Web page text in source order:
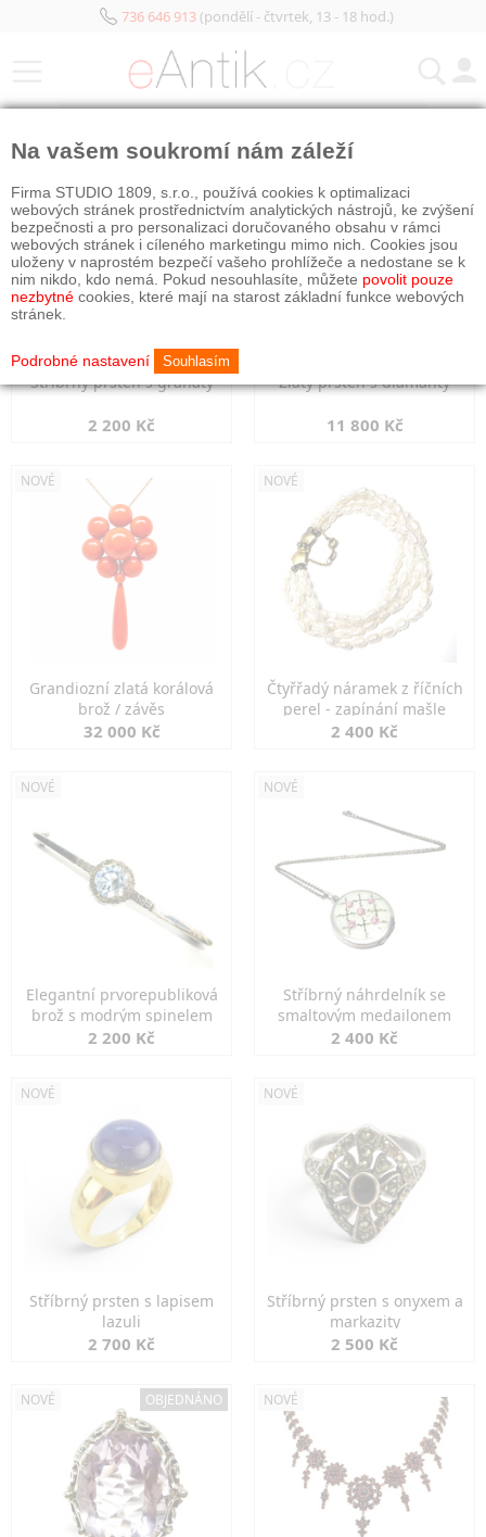
736 646 913(pondělí - čtvrtek, 13 - 18 hod.)
Stříbrný prsten s granáty
2 200 Kč
Zlatý prsten s diamanty
11 800 Kč
NOVÉ
Grandiozní zlatá korálová
brož / závěs
32 000 Kč
NOVÉ
Čtyřřadý náramek z říčních
perel - zapínání mašle
2 400 Kč
NOVÉ
Elegantní prvorepubliková
brož s modrým spinelem
2 200 Kč
NOVÉ
Stříbrný náhrdelník se
smaltovým medailonem
2 400 Kč
NOVÉ
Stříbrný prsten s lapisem
lazuli
2 700 Kč
NOVÉ
Stříbrný prsten s onyxem a
markazity
2 500 Kč
NOVÉ OBJEDNÁNO NOVÉ
Na vašem soukromí nám záleží
Firma STUDIO 1809, s.r.o., používá cookies k optimalizaci
webových stránek prostřednictvím analytických nástrojů, ke zvýšení
bezpečnosti a pro personalizaci doručovaného obsahu v rámci
webových stránek i cíleného marketingu mimo nich. Cookies jsou
uloženy v naprostém bezpečí vašeho prohlížeče a nedostane se k
nim nikdo, kdo nemá. Pokud nesouhlasíte, můžete povolit pouze
nezbytné cookies, které mají na starost základní funkce webových
stránek.
Podrobné nastavení Souhlasím